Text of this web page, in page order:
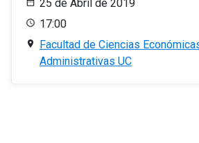
25 de Abril de 2019
17:00
Facultad de Ciencias
Administrativas UC